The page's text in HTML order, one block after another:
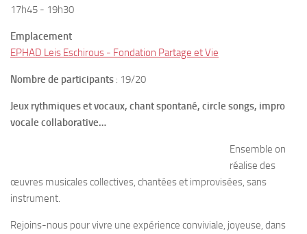
17h45 - 19h30
Emplacement
EPHAD Leis Eschirous - Fondation Partage et Vie
Nombre de participants : 19/20
Jeux rythmiques et vocaux, chant spontané, circle songs, impro
vocale collaborative… ​
Ensemble on
réalise des
œuvres musicales collectives, chantées et improvisées, sans
instrument.
Rejoins-nous pour vivre une expérience conviviale, joyeuse, dans